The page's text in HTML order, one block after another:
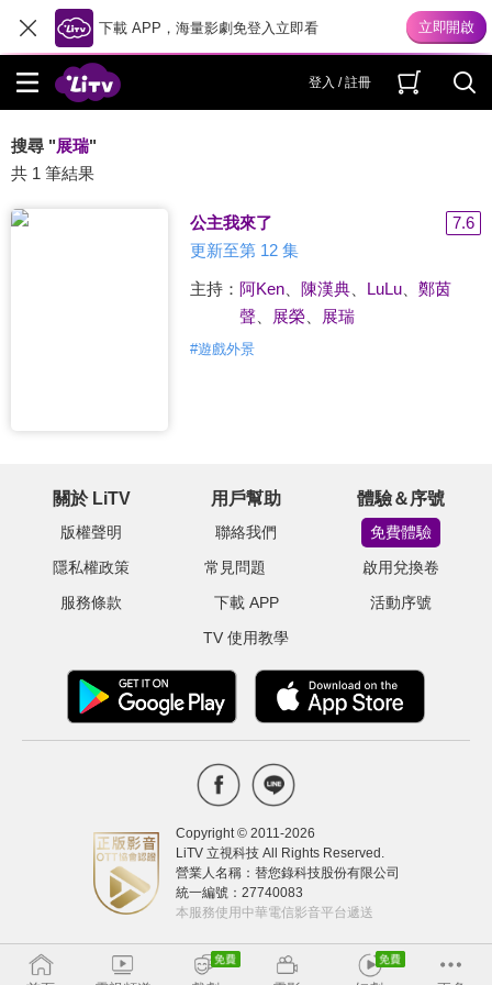
下載 APP，海量影劇免登入立即看
登入 / 註冊
搜尋 "展瑞"
共 1 筆結果
公主我來了
7.6
更新至第 12 集
主持： 阿Ken、 陳漢典、 LuLu、 鄭茵
聲、 展榮、 展瑞
#遊戲外景
關於 LiTV
版權聲明
隱私權政策
服務條款
用戶幫助
聯絡我們
常見問題
下載 APP
TV 使用教學
體驗＆序號
免費體驗
啟用兌換卷
活動序號
Copyright © 2011-2026
LiTV 立視科技 All Rights Reserved.
營業人名稱：替您錄科技股份有限公司
統一編號：27740083
本服務使用中華電信影音平台遞送